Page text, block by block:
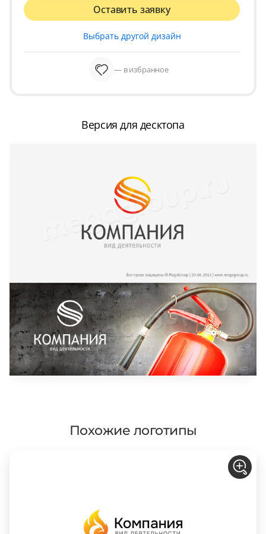
Оставить заявку
Выбрать другой дизайн
— в избранное
Версия для десктопа
Похожие логотипы